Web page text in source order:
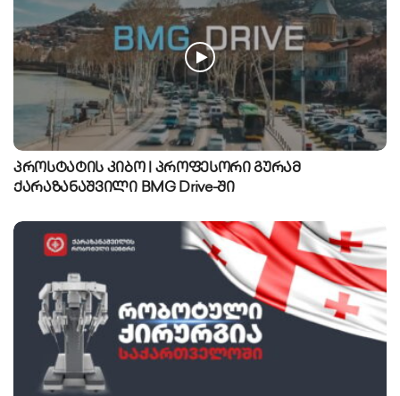
პროსტატის კიბო | პროფესორი გურამ
ქარაზანაშვილი BMG Drive-ში